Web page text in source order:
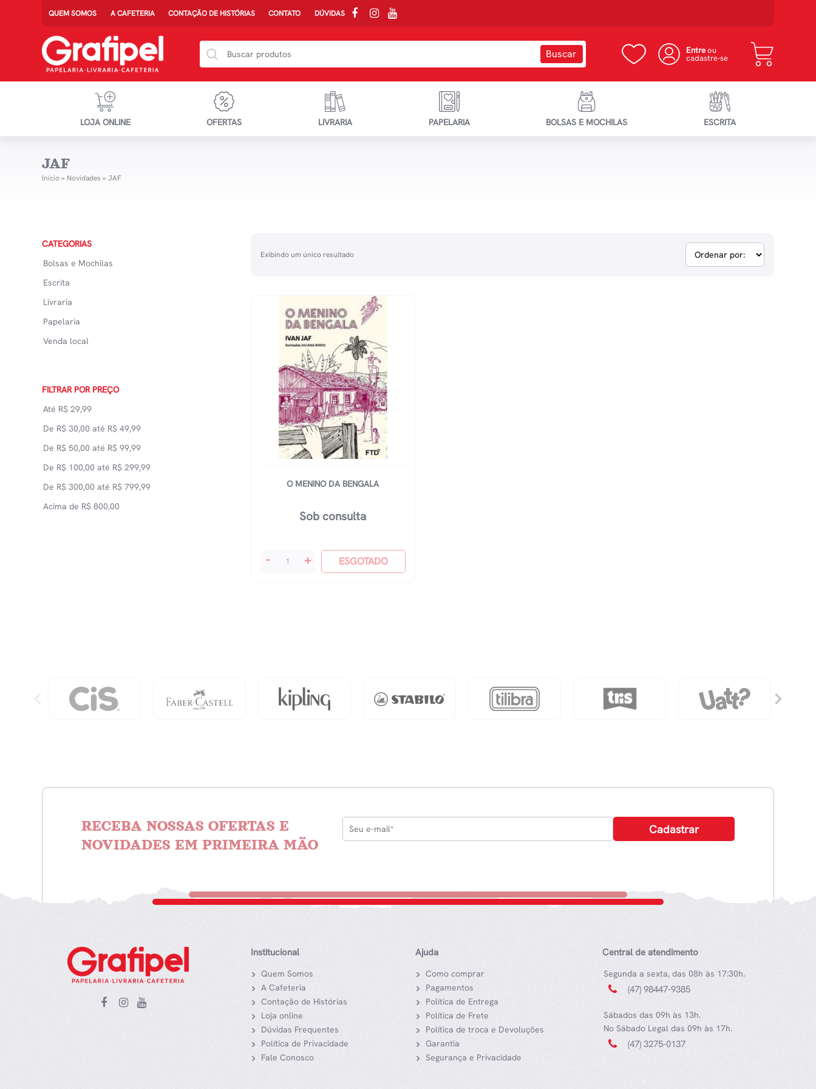
QUEM SOMOS A CAFETERIA CONTAÇÃO DE HISTÓRIAS CONTATO DÚVIDAS
Entreou
cadastre-se
LOJA ONLINE OFERTAS LIVRARIA PAPELARIA BOLSAS E MOCHILAS ESCRITA
JAF
Início» Novidades » JAF
CATEGORIAS
Bolsas e Mochilas
Escrita
Livraria
Papelaria
Venda local
FILTRAR POR PREÇO
Até R$ 29,99
De R$ 30,00 até R$ 49,99
De R$ 50,00 até R$ 99,99
De R$ 100,00 até R$ 299,99
De R$ 300,00 até R$ 799,99
Acima de R$ 800,00
Exibindo um único resultado
O MENINO DA BENGALA
Sob consulta
O- + ESGOTADO
RECEBA NOSSAS OFERTAS E
NOVIDADES EM PRIMEIRA MÃO
Institucional
Quem Somos
A Cafeteria
Contação de Histórias
Loja online
Dúvidas Frequentes
Política de Privacidade
Fale Conosco
Ajuda
Como comprar
Pagamentos
Política de Entrega
Política de Frete
Política de troca e Devoluções
Garantia
Segurança e Privacidade
Central de atendimento
Segunda a sexta, das 08h às 17:30h.
(47) 98447-9385
Sábados das 09h às 13h.
No Sábado Legal das 09h às 17h.
(47) 3275-0137